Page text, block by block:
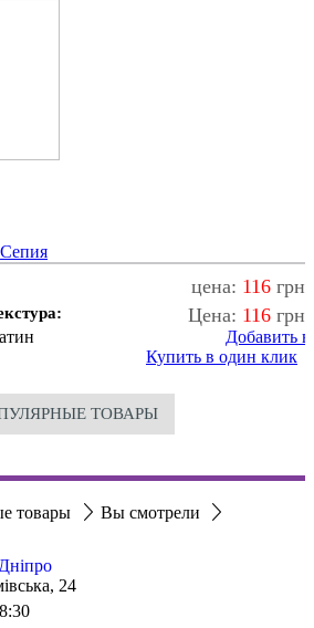
Сепия
цена: 116 грн
Цена: 116 грн
Добавить
Купить в один клик
ТОВАРЫ
товары Вы смотрели
24